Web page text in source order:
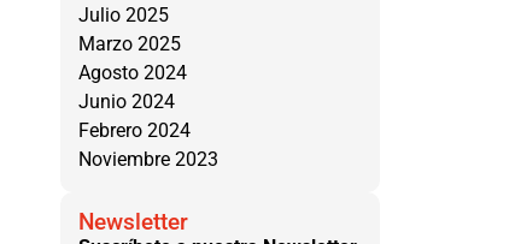
Julio 2025
Marzo 2025
Agosto 2024
Junio 2024
Febrero 2024
Noviembre 2023
Newsletter